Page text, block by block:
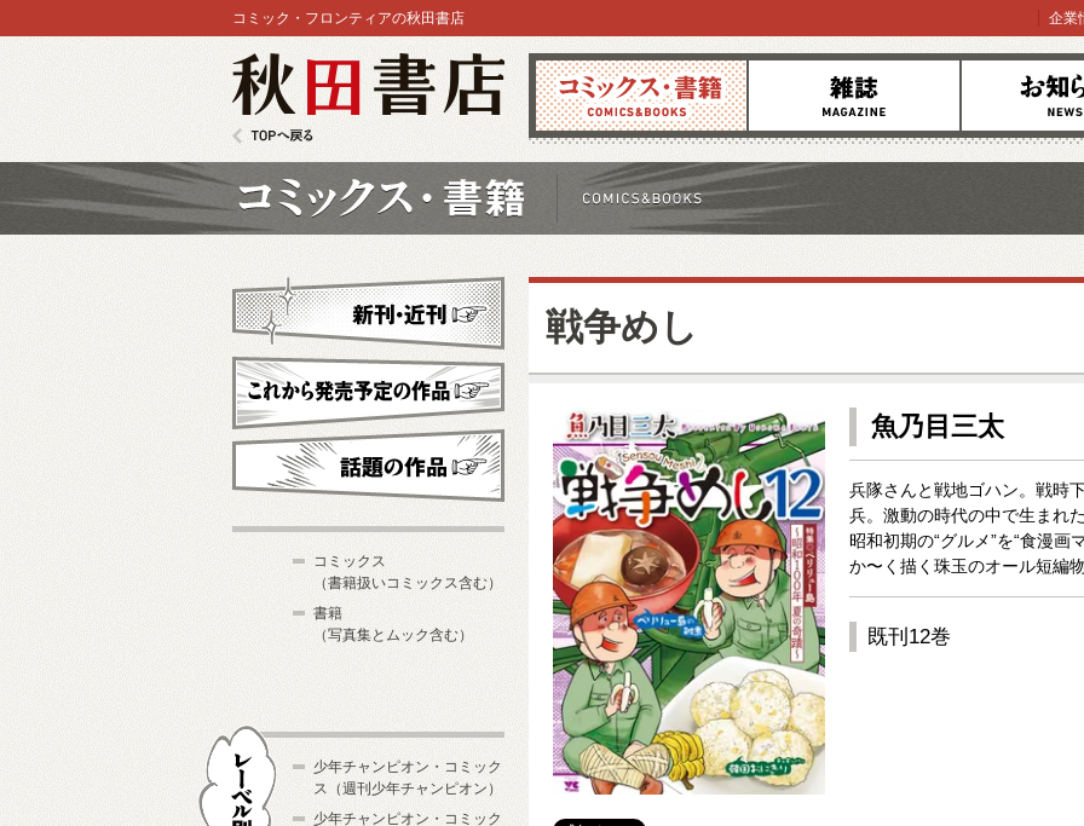
コミックス 雑誌 お知らせ
コミック・フロンティアの秋田書店 企業
戦争めし
魚乃目三太
兵隊さんと戦地ゴハン。戦時
兵。激動の時代の中で生まれ
昭和初期の“グルメ”を“食漫画
か〜く描く珠玉のオール短編
既刊12巻
新刊・近刊
これから発売予定
コミックス
（書籍扱いコミックス含む）
書籍
（写真集とムック含む）
少年チャンピオン・コミック
ス（週刊少年チャンピオン）
少年チャンピオン・コミック